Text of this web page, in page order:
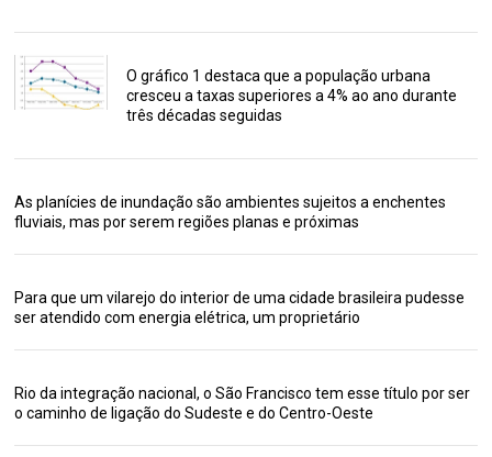
O gráfico 1 destaca que a população urbana
cresceu a taxas superiores a 4% ao ano durante
três décadas seguidas
As planícies de inundação são ambientes sujeitos a enchentes
fluviais, mas por serem regiões planas e próximas
Para que um vilarejo do interior de uma cidade brasileira pudesse
ser atendido com energia elétrica, um proprietário
Rio da integração nacional, o São Francisco tem esse título por ser
o caminho de ligação do Sudeste e do Centro-Oeste